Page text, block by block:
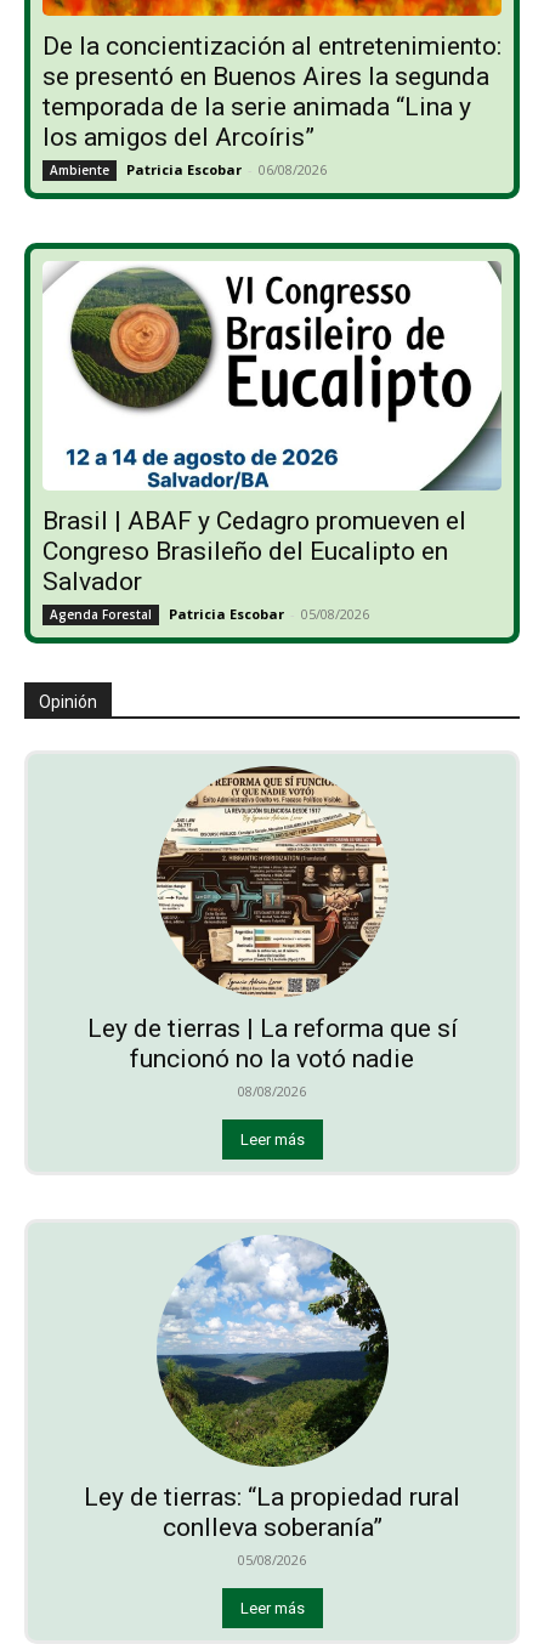
De la concientización al entretenimiento:
se presentó en Buenos Aires la segunda
temporada de la serie animada “Lina y
los amigos del Arcoíris”
Ambiente Patricia Escobar - 06/08/2026
Brasil | ABAF y Cedagro promueven el
Congreso Brasileño del Eucalipto en
Salvador
Agenda Forestal Patricia Escobar - 05/08/2026
Opinión
Ley de tierras | La reforma que sí
funcionó no la votó nadie
08/08/2026
Leer más
Ley de tierras: “La propiedad rural
conlleva soberanía”
05/08/2026
Leer más